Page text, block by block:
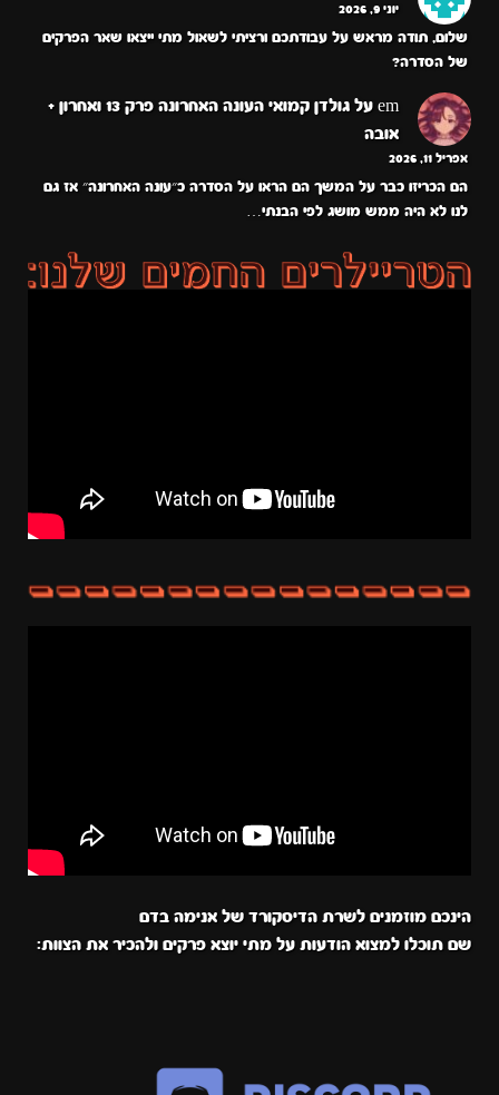
יוני 9, 2026
שלום, תודה מראש על עבודתכם ורציתי לשאול מתי ייצאו שאר הפרקים
של הסדרה?
em על
גולדן קמואי העונה האחרונה פרק 13 ואחרון +
אובה
אפריל 11, 2026
הם הכריזו כבר על המשך הם הראו על הסדרה כ״עונה האחרונה״ אז גם
לנו לא היה ממש מושג לפי הבנתי…
הינכם מוזמנים לשרת הדיסקורד של אנימה בדם
שם תוכלו למצוא הודעות על מתי יוצא פרקים ולהכיר את הצוות: